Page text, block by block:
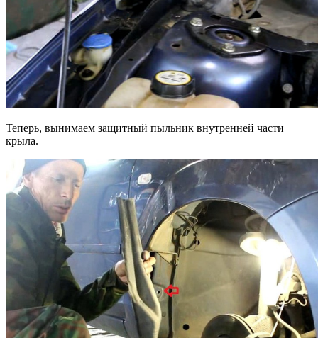
Теперь, вынимаем защитный пыльник внутренней части
крыла.